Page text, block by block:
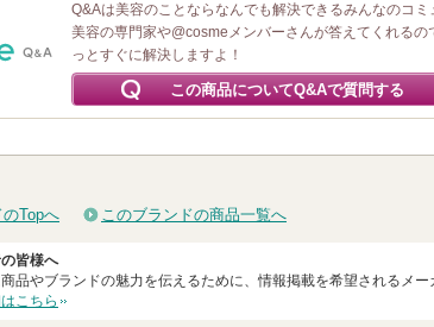
Q&Aは美容のことならなんでも解決できるみんなのコミ
美容の専門家や@cosmeメンバーさんが答えてくれるの
っとすぐに解決しますよ！
この商品についてQ&Aで質問する
Topへ このブランドの商品一覧へ
皆様へ
品やブランドの魅力を伝えるために、情報掲載を希望されるメ
こちら